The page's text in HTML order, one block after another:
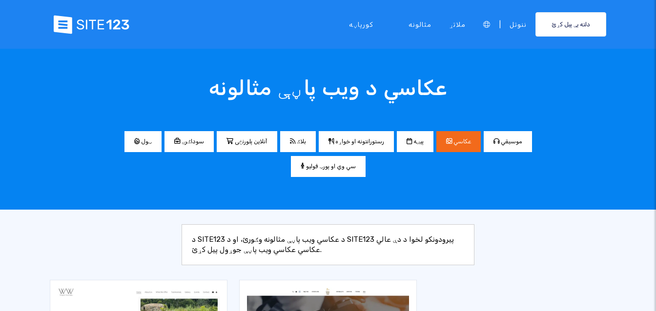
کورپاڼه مثالونه ملاتړ ننوتل دلته یې پیل کړئ
عکاسي د ویب پاڼې مثالونه
ټول سوداګرۍ آنلاین پلورنځی بلاګ رستورانتونه او خواړه پیښه عکاسي موسيقي
سي وي او پورټ فولیو
د SITE123 د عکاسي ویب پاڼې مثالونه وګورئ، او د SITE123 پیرودونکو لخوا د دې عالي
عکاسي عکاسي ویب پاڼې جوړول پیل کړئ.